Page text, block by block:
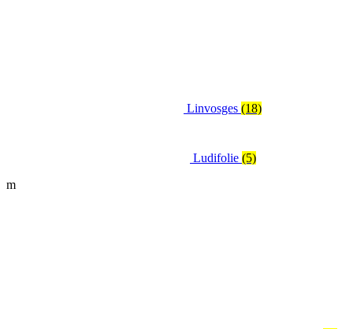
Linvosges (18)
Ludifolie (5)
m